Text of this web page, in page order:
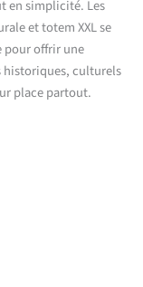
en simplicité. Les
et totem XXL se
pour offrir une
culturels
place partout.